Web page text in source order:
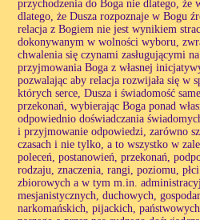
przychodzenia do Boga nie dlatego, że
dlatego, że Dusza rozpoznaje w Bogu
relacja z Bogiem nie jest wynikiem
dokonywanym w wolności wyboru,
chwalenia się czynami zasługującymi
przyjmowania Boga z własnej
pozwalając aby relacja rozwijała się w
których serce, Dusza i świadomość
przekonań, wybierając Boga ponad
odpowiednio doświadczania
i przyjmowanie odpowiedzi, zarówno
czasach i nie tylko, a to wszystko w
poleceń, postanowień, przekonań,
rodzaju, znaczenia, rangi, poziomu,
zbiorowych a w tym m.in.
mesjanistycznych, duchowych,
narkomańskich, pijackich,